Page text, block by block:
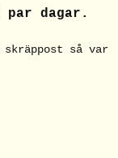
par dagar.
så var